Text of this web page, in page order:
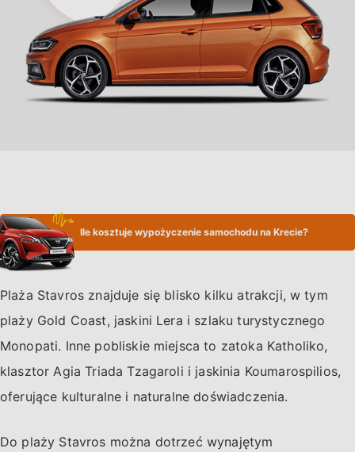
Ile kosztuje wypożyczenie samochodu na Krecie?
Plaża Stavros znajduje się blisko kilku atrakcji, w tym
plaży Gold Coast, jaskini Lera i szlaku turystycznego
Monopati. Inne pobliskie miejsca to zatoka Katholiko,
klasztor Agia Triada Tzagaroli i jaskinia Koumarospilios,
oferujące kulturalne i naturalne doświadczenia.
Do plaży Stavros można dotrzeć wynajętym